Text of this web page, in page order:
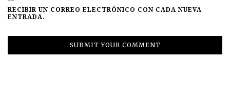
RECIBIR UN CORREO ELECTRÓNICO CON CADA NUEVA
ENTRADA.